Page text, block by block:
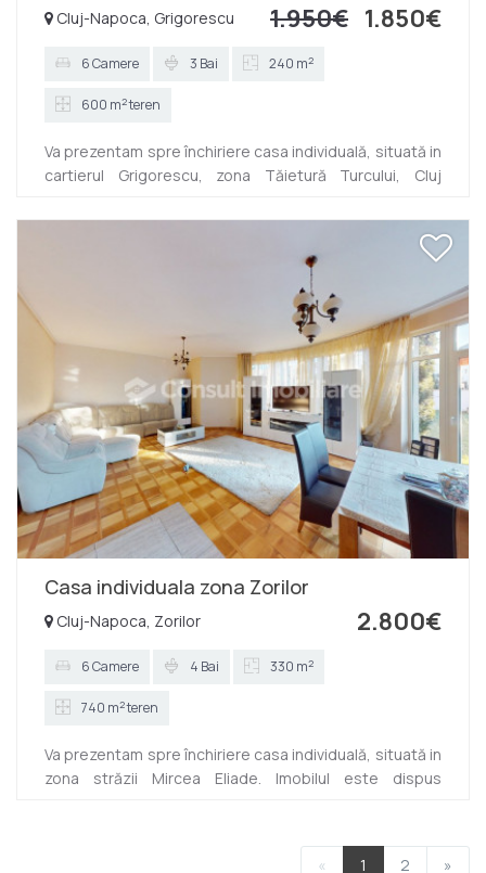
1.850€
1.950€
Cluj-Napoca, Grigorescu
6 Camere 3 Bai 240 m2
600 m2teren
Va prezentam spre închiriere casa individuală, situată in
cartierul Grigorescu, zona Tăietură Turcului, Cluj
D+P+M. Compartimentarea a fost gândită astfel:
Parter:-living, bucatarie si baie Mansarda: 3
dormitoare, 1 baie si o zona de zi Demisol: Living cu
bucătărie si 1 baie Finisajele sunt moderne si se oferă
spre închiriere complet mobilata si utilata. Dispune de
asemenea de o curte geresoana si intima, perfecta
pentru rel...
Casa individuala zona Zorilor
2.800€
Cluj-Napoca, Zorilor
6 Camere 4 Bai 330 m2
740 m2teren
Va prezentam spre închiriere casa individuală, situată in
zona străzii Mircea Eliade. Imobilul este dispus
gândită astfel: DEMISOL: 3 spații de depozitare si 1
« 1 2 »